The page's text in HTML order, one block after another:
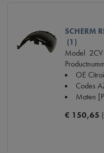
SCHERM
(1)
Model
OE
Codes
Maten
€ 150,65